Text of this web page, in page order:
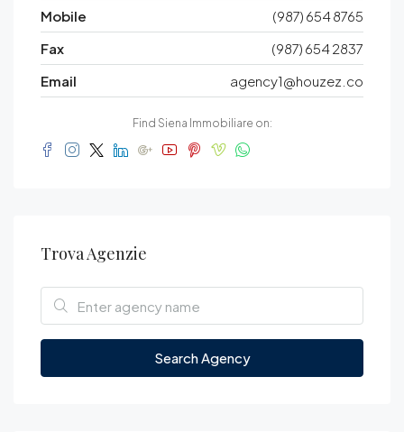
Mobile
(987) 654 8765
Fax
(987) 654 2837
Email
agency1@houzez.co
Find Siena Immobiliare on:
Trova Agenzie
Search Agency